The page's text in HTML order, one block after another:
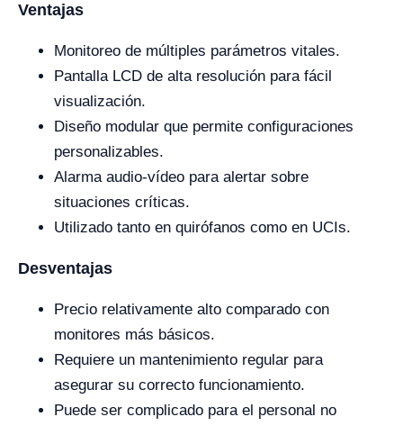
Ventajas
Monitoreo de múltiples parámetros vitales.
Pantalla LCD de alta resolución para fácil
visualización.
Diseño modular que permite configuraciones
personalizables.
Alarma audio-vídeo para alertar sobre
situaciones críticas.
Utilizado tanto en quirófanos como en UCIs.
Desventajas
Precio relativamente alto comparado con
monitores más básicos.
Requiere un mantenimiento regular para
asegurar su correcto funcionamiento.
Puede ser complicado para el personal no